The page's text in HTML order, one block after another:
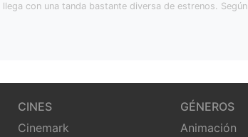
con una tanda bastante diversa de estrenos.
CINES
Cinemark
GÉNEROS
Animación